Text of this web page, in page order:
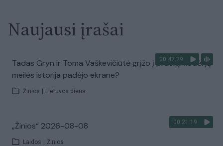
Naujausi įrašai
00:42:29
Tadas Gryn ir Toma Vaškevičiūtė grįžo į praeitį: kodėl jų
meilės istorija padėjo ekrane?
Žinios Lietuvos diena
00:21:19
„Žinios“ 2026-08-08
Laidos Žinios